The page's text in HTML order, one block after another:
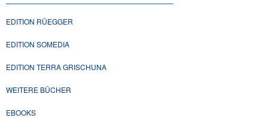
EDITION RÜEGGER
EDITION SOMEDIA
EDITION TERRA GRISCHUNA
WEITERE BÜCHER
EBOOKS